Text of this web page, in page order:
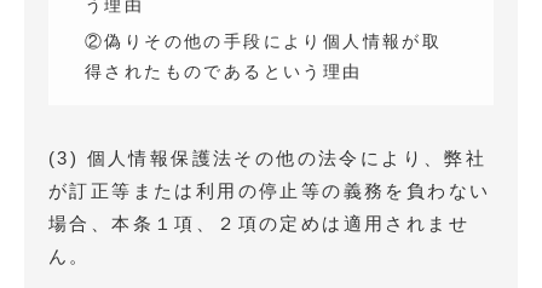
う理由
②偽りその他の手段により個人情報が取
得されたものであるという理由
(3) 個人情報保護法その他の法令により、弊社
が訂正等または利用の停止等の義務を負わない
場合、本条１項、２項の定めは適用されませ
ん。